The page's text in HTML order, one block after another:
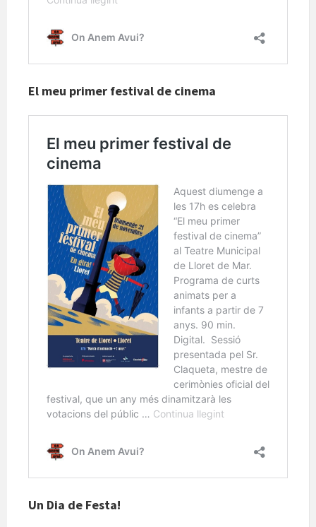
El meu primer festival de cinema
Un Dia de Festa!